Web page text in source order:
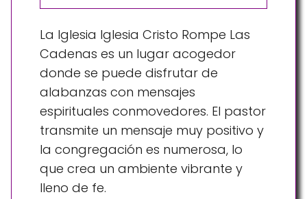
La Iglesia Iglesia Cristo Rompe Las
Cadenas es un lugar acogedor
donde se puede disfrutar de
alabanzas con mensajes
espirituales conmovedores. El pastor
transmite un mensaje muy positivo y
la congregación es numerosa, lo
que crea un ambiente vibrante y
lleno de fe.